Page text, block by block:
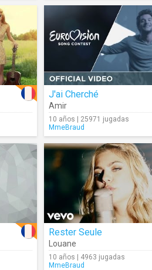
J'ai Cherché
Amir
10 años | 25971 jugadas
MmeBraud
Rester Seule
Louane
10 años | 4963 jugadas
MmeBraud